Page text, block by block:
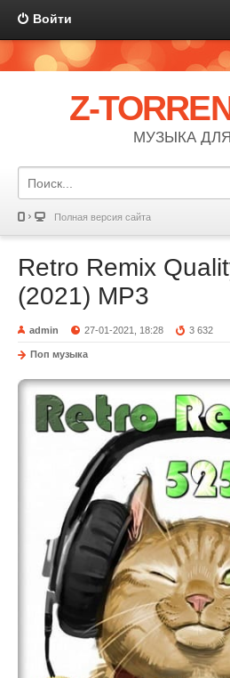
Войти
Z-
МУЗЫКА
Полная версия сайта
Retro Remix
(2021) MP3
admin 27-01-2021, 18:28 3 632
Поп музыка